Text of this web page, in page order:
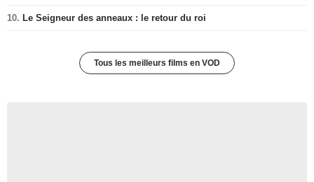
10. Le Seigneur des anneaux : le retour du roi
Tous les meilleurs films en VOD